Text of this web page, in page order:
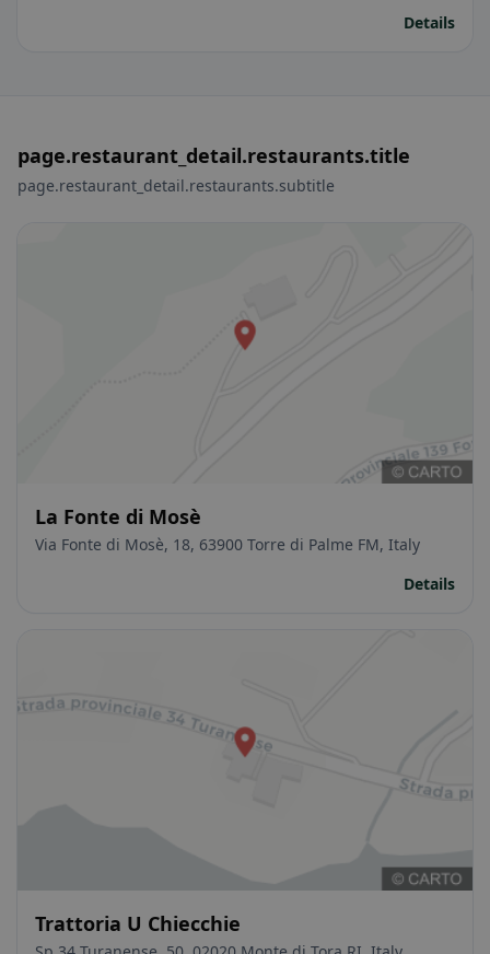
Details
page.restaurant_detail.restaurants.title
page.restaurant_detail.restaurants.subtitle
La Fonte di Mosè
Via Fonte di Mosè, 18, 63900 Torre di Palme FM, Italy
Details
Trattoria U Chiecchie